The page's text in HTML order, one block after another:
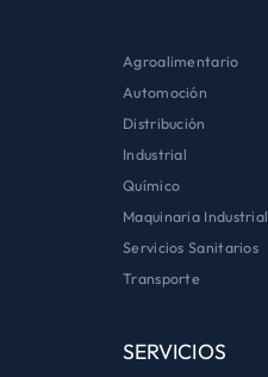
Agroalimentario
Automoción
Distribución
Industrial
Químico
Maquinaria Industrial
Servicios Sanitarios
Transporte
SERVICIOS